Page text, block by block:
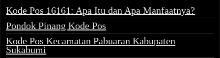
Kode Pos 16161: Apa Itu dan Apa Manfaatnya?
Pondok Pinang Kode Pos
Kode Pos Kecamatan Pabuaran Kabupaten
Sukabumi